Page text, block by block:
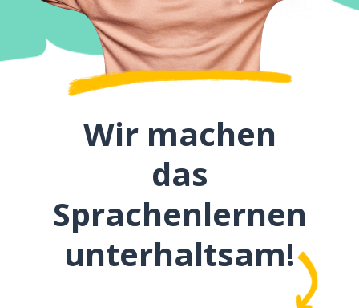
Wir machen
das
Sprachenlernen
unterhaltsam!